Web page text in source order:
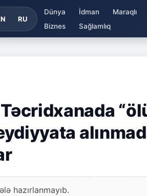
RU
Dünya İdman Maraqlı
Biznes
Sağlamlıq
hazırlanmayıb.